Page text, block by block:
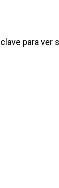
para